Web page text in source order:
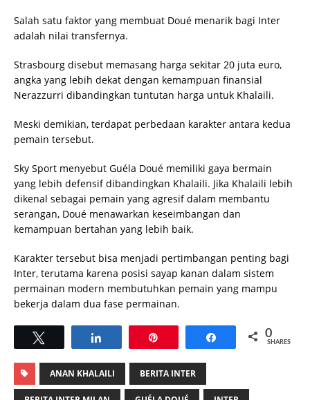
Salah satu faktor yang membuat Doué menarik bagi Inter
adalah nilai transfernya.
Strasbourg disebut memasang harga sekitar 20 juta euro,
angka yang lebih dekat dengan kemampuan finansial
Nerazzurri dibandingkan tuntutan harga untuk Khalaili.
Meski demikian, terdapat perbedaan karakter antara kedua
pemain tersebut.
Sky Sport menyebut Guéla Doué memiliki gaya bermain
yang lebih defensif dibandingkan Khalaili. Jika Khalaili lebih
dikenal sebagai pemain yang agresif dalam membantu
serangan, Doué menawarkan keseimbangan dan
kemampuan bertahan yang lebih baik.
Karakter tersebut bisa menjadi pertimbangan penting bagi
Inter, terutama karena posisi sayap kanan dalam sistem
permainan modern membutuhkan pemain yang mampu
bekerja dalam dua fase permainan.
Share 0
SHARES
ANAN KHALAILI BERITA INTER